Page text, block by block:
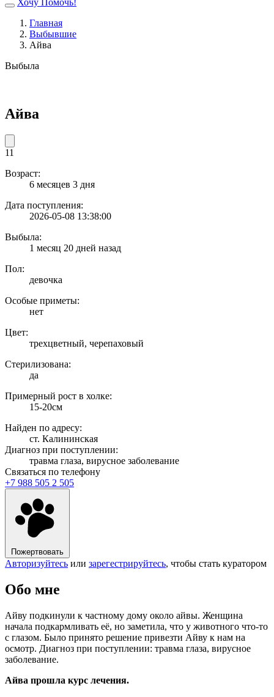
Хочу Помочь!
Главная
Выбывшие
Айва
Выбыла
Айва
11
Возраст:
6 месяцев 3 дня
Дата поступления:
2026-05-08 13:38:00
Выбыла:
1 месяц 20 дней назад
Пол:
девочка
Особые приметы:
нет
Цвет:
трехцветный, черепаховый
Стерилизована:
да
Примерный рост в холке:
15-20см
Найден по адресу:
ст. Калининская
Диагноз при поступлении:
травма глаза, вирусное заболевание
Связаться по телефону
+7 988 505 2 505
Пожертвовать
Авторизуйтесь или зарегестрируйтесь, чтобы стать куратором
Обо мне
Айву подкинули к частному дому около айвы. Женщина
начала подкармливать её, но заметила, что у животного что-то
с глазом. Было принято решение привезти Айву к нам на
осмотр. Диагноз при поступлении: травма глаза, вирусное
заболевание.
Айва прошла курс лечения.